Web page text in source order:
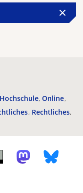
Hochschule Online
Rechtliches